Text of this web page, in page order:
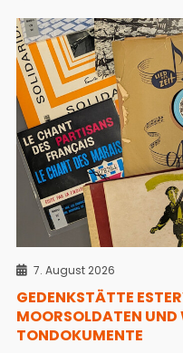
7. August 2026
GEDENKSTÄTTE
MOORSOLDATEN UND
TONDOKUMENTE